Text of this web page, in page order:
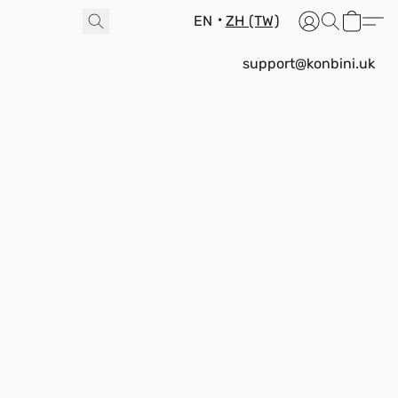
EN ZH (TW)
support@konbini.uk